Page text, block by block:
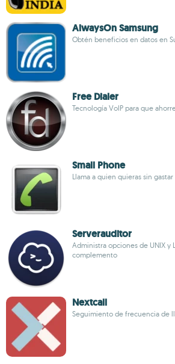
AlwaysOn Samsung
Obtén beneficios en datos en
Free Dialer
Tecnología VoIP para que
Small Phone
Llama a quien quieras sin
Serverauditor
Administra opciones de UNIX y
complemento
Nextcall
Seguimiento de frecuencia de